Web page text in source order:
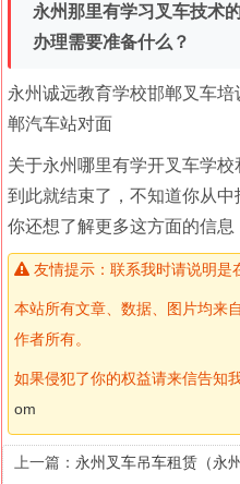
永州那里有学习叉车技术
办理需要准备什么？
永州诚远教育学校邯郸叉车
郸汽车站对面
关于永州哪里有学开叉车学
到此就结束了，不知道你从
你还想了解更多这方面的信息
友情提示：联系我时请说明是
本站所有文章、数据、图片均来
作者所有。
如果侵犯了你的权益请来信告知
om
上一篇： 永州叉车吊车租赁（永